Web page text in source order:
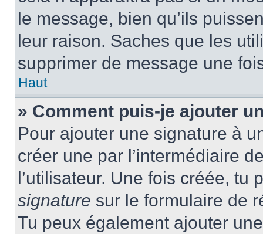
le message, bien qu’ils
leur raison. Saches que les
supprimer de message une
Haut
» Comment puis-je ajouter
Pour ajouter une signature à
créer une par l’intermédiaire
l’utilisateur. Une fois créée, tu
signature sur le formulaire de
Tu peux également ajouter